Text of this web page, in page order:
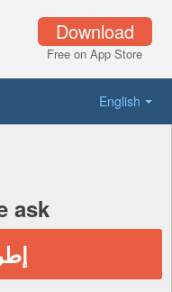
Download
Free on App Store
English
ask